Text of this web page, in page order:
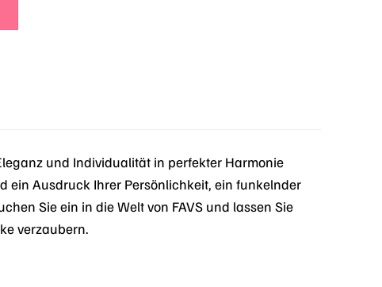
und Individualität in perfekter Harmonie
ein Ausdruck Ihrer Persönlichkeit, ein funkelnder
Sie ein in die Welt von FAVS und lassen Sie
verzaubern.